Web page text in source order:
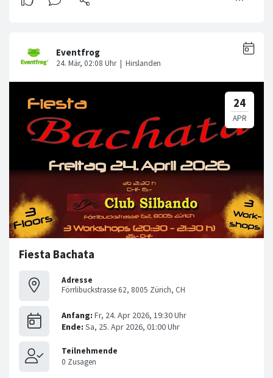
Fiesta Bachata
Adresse
Förrlibuckstrasse 62, 8005 Zürich, CH